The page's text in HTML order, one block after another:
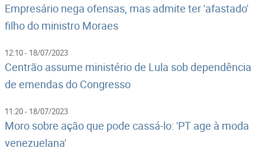
Empresário nega ofensas, mas admite ter 'afastado'
filho do ministro Moraes
12:10 - 18/07/2023
Centrão assume ministério de Lula sob dependência
de emendas do Congresso
11:20 - 18/07/2023
Moro sobre ação que pode cassá-lo: 'PT age à moda
venezuelana'